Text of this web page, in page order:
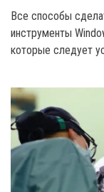
Все способы
инструменты
которые следует